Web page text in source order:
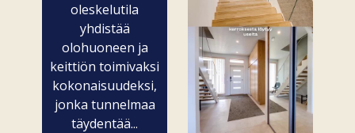
oleskelutila
yhdistää
olohuoneen ja
keittiön toimivaksi
kokonaisuudeksi,
jonka tunnelmaa
täydentää...